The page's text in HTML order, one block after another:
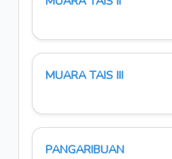
MUARA TAIS III
PANGARIBUAN